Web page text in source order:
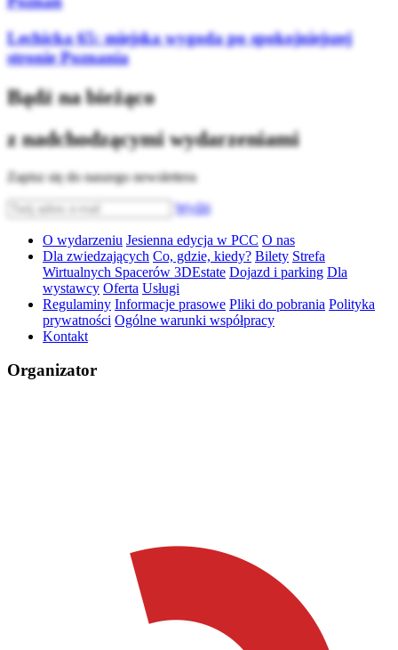
Lechicka 65: miejska wygoda po spokojniejszej
stronie Poznania
Bądź na bieżąco
z nadchodzącymi wydarzeniami
Zapisz się do naszego newslettera
Wyślij
O wydarzeniu Jesienna edycja w PCC O nas
Dla zwiedzających Co, gdzie, kiedy? Bilety Strefa
Wirtualnych Spacerów 3DEstate Dojazd i parking Dla
wystawcy Oferta Usługi
Regulaminy Informacje prasowe Pliki do pobrania Polityka
prywatności Ogólne warunki współpracy
Kontakt
Organizator